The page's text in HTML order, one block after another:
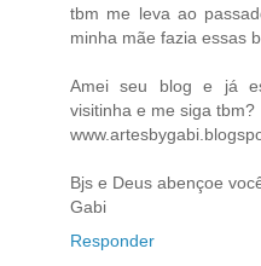
tbm me leva ao
minha mãe fazia essas
Amei seu blog e já
visitinha e me siga tbm?
Bjs e Deus abençoe
Gabi
Responder